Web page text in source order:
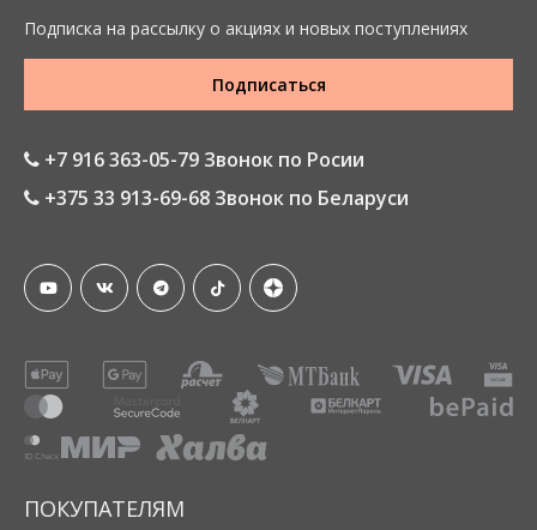
Подписка на рассылку о акциях и новых поступлениях
Подписаться
+7 916 363-05-79 Звонок по Росии
+375 33 913-69-68 Звонок по Беларуси
ПОКУПАТЕЛЯМ